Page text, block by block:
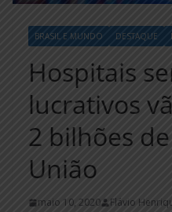
BRASIL E MUNDO DESTAQUE
Hospitais
lucrativos
2 bilhões
União
maio 10, 2020 Flávio